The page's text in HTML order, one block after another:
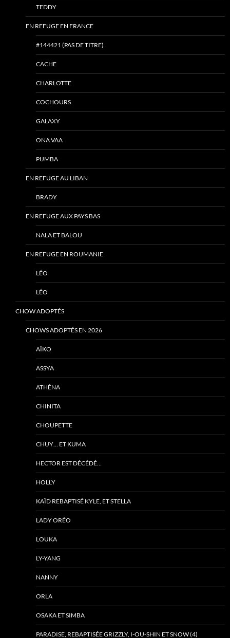
TEDDY
EN REFUGE EN FRANCE
#144421 (PAS DE TITRE)
CACHE
CHARLOTTE
COCHOURS
GALAXY
ONA VAA
PUMBA
EN REFUGE AU LIBAN
BRADY
EN REFUGE AUX PAYS BAS
NALA ET BALOU
EN REFUGE EN ROUMANIE
LÉO
LÉO
CHOW ADOPTÉS
CHOWS ADOPTÉS EN 2026
AÏKO
ASSYA
ATHÉNA
CHINITA
CHOUPETTE
CHUY… ET KUMA
HECTOR EST DÉCÉDÉ…
HOLLY
KAÏD REBAPTISÉ KYLE, ET STELLA
LADY ORÉO
LOUKA
LY-YANG
NANNY
ORLA
OSAKA ET SIMBA
PARADISE, REBAPTISÉE GRIZZLY, I-OU-SHIN ET SNOW (4)